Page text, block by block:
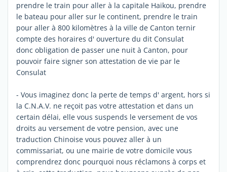
prendre le train pour aller à la capitale Haikou, prendre
le bateau pour aller sur le continent, prendre le train
pour aller à 800 kilomètres à la ville de Canton ternir
compte des horaires d' ouverture du dit Consulat
donc obligation de passer une nuit à Canton, pour
pouvoir faire signer son attestation de vie par le
Consulat
- Vous imaginez donc la perte de temps d' argent, hors si
la C.N.A.V. ne reçoit pas votre attestation et dans un
certain délai, elle vous suspends le versement de vos
droits au versement de votre pension, avec une
traduction Chinoise vous pouvez aller à un
commissariat, ou une mairie de votre domicile vous
comprendrez donc pourquoi nous réclamons à corps et